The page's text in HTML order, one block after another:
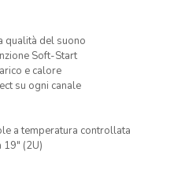
qualità del suono
Soft-Start
e calore
su ogni canale
a temperatura controllata
(2U)